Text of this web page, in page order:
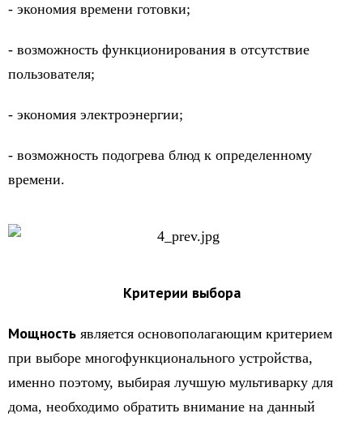
- экономия времени готовки;
- возможность функционирования в отсутствие
пользователя;
- экономия электроэнергии;
- возможность подогрева блюд к определенному
времени.
Критерии выбора
Мощность является основополагающим критерием
при выборе многофункционального устройства,
именно поэтому, выбирая лучшую мультиварку для
дома, необходимо обратить внимание на данный